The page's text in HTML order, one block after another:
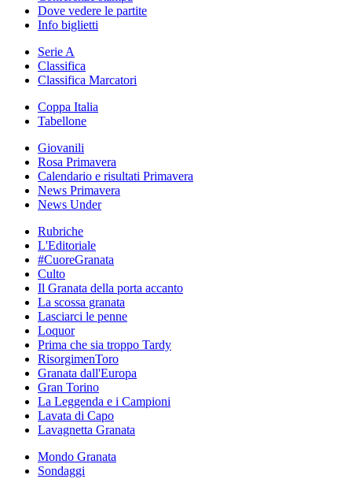
Dove vedere le partite
Info biglietti
Serie A
Classifica
Classifica Marcatori
Coppa Italia
Tabellone
Giovanili
Rosa Primavera
Calendario e risultati Primavera
News Primavera
News Under
Rubriche
L'Editoriale
#CuoreGranata
Culto
Il Granata della porta accanto
La scossa granata
Lasciarci le penne
Loquor
Prima che sia troppo Tardy
RisorgimenToro
Granata dall'Europa
Gran Torino
La Leggenda e i Campioni
Lavata di Capo
Lavagnetta Granata
Mondo Granata
Sondaggi